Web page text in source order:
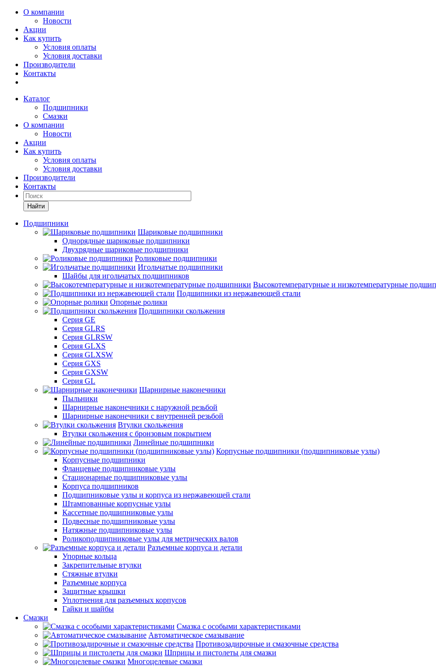
О компании
Новости
Акции
Как купить
Условия оплаты
Условия доставки
Производители
Контакты
Каталог
Подшипники
Смазки
О компании
Новости
Акции
Как купить
Условия оплаты
Условия доставки
Производители
Контакты
Найти
Подшипники
Шариковые подшипники
Однорядные шариковые подшипники
Двухрядные шариковые подшипники
Роликовые подшипники
Игольчатые подшипники
Шайбы для игольчатых подшипников
Высокотемпературные и низкотемпературные
Подшипники из нержавеющей стали
Опорные ролики
Подшипники скольжения
Серия GE
Серия GLRS
Серия GLRSW
Серия GLXS
Серия GLXSW
Серия GXS
Серия GXSW
Серия GL
Шарнирные наконечники
Пыльники
Шарнирные наконечники с наружной резьбой
Шарнирные наконечники с внутренней резьбой
Втулки скольжения
Втулки скольжения с бронзовым покрытием
Линейные подшипники
Корпусные подшипники (подшипниковые узлы)
Корпусные подшипники
Фланцевые подшипниковые узлы
Стационарные подшипниковые узлы
Корпуса подшипников
Подшипниковые узлы и корпуса из нержавеющей стали
Штампованные корпусные узлы
Кассетные подшипниковые узлы
Подвесные подшипниковые узлы
Натяжные подшипниковые узлы
Роликоподшипниковые узлы для метрических валов
Разъемные корпуса и детали
Упорные кольца
Закрепительные втулки
Стяжные втулки
Разъемные корпуса
Защитные крышки
Уплотнения для разъемных корпусов
Гайки и шайбы
Смазки
Смазка с особыми характеристиками
Автоматическое смазывание
Противозадирочные и смазочные средства
Шприцы и пистолеты для смазки
Многоцелевые смазки